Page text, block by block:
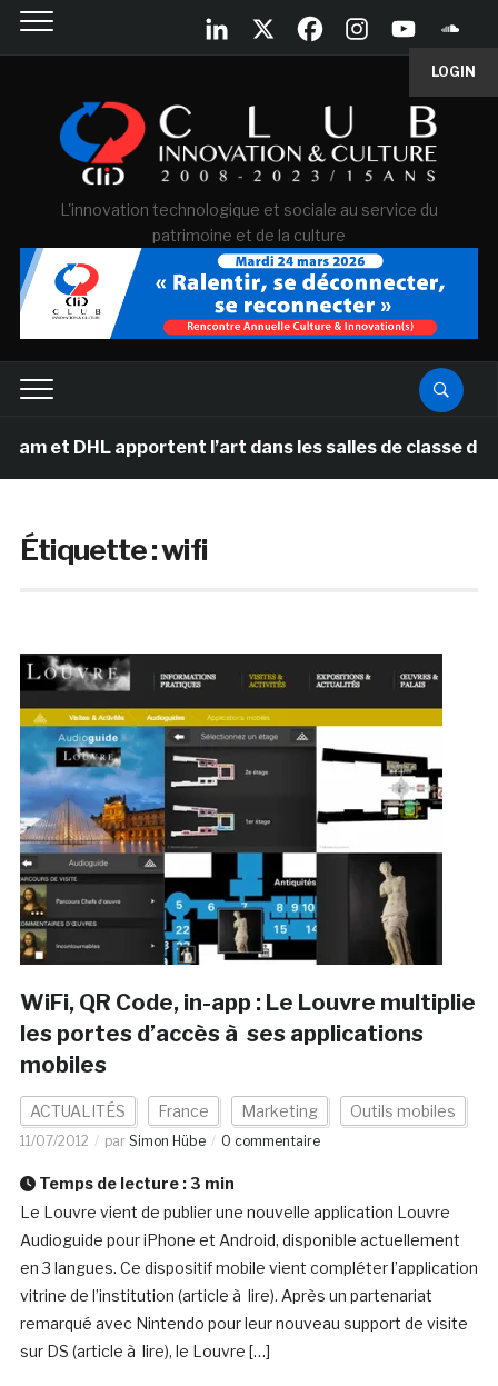
LOGIN
L'innovation technologique et sociale au service du
patrimoine et de la culture
DHL apportent l’art dans les salles de classe des
Étiquette :wifi
WiFi, QR Code, in-app : Le Louvre multiplie
les portes d’accès à ses applications
mobiles
ACTUALITÉS France Marketing Outils mobiles
11/07/2012 par Simon Hübe 0 commentaire
Temps de lecture : 3 min
Le Louvre vient de publier une nouvelle application Louvre
Audioguide pour iPhone et Android, disponible actuellement
en 3 langues. Ce dispositif mobile vient compléter l’application
vitrine de l’institution (article à lire). Après un partenariat
remarqué avec Nintendo pour leur nouveau support de visite
sur DS (article à lire), le Louvre […]